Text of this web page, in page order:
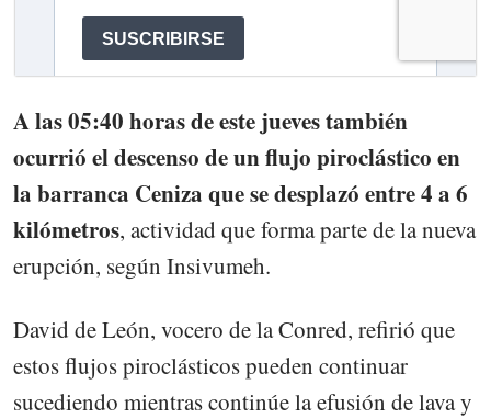
A las 05:40 horas de este jueves también
ocurrió el descenso de un flujo piroclástico en
la barranca Ceniza que se desplazó entre 4 a 6
kilómetros, actividad que forma parte de la nueva
erupción, según Insivumeh.
David de León, vocero de la Conred, refirió que
estos flujos piroclásticos pueden continuar
sucediendo mientras continúe la efusión de lava y